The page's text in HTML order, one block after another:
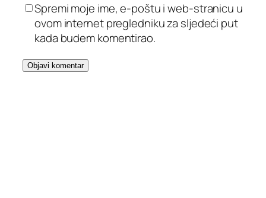
Spremi moje ime, e-poštu i web-stranicu u
ovom internet pregledniku za sljedeći put
kada budem komentirao.